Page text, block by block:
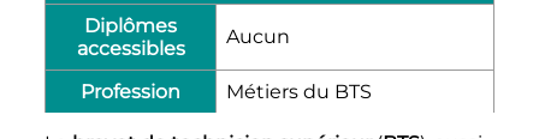
Diplômes
accessibles
Aucun
Profession Métiers du BTS